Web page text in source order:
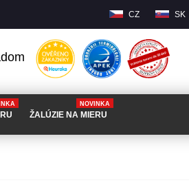
CZ SK
ŽALÚZIE NA MIERU
NOVINKA